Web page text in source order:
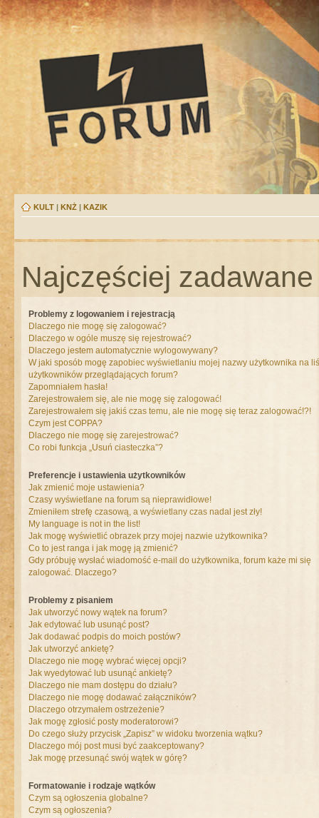
KULT | KNŻ | KAZIK
Najczęściej
Problemy z logowaniem i rejestracją
Dlaczego nie mogę się zalogować?
Dlaczego w ogóle muszę się rejestrować?
Dlaczego jestem automatycznie wylogowywany?
W jaki sposób mogę zapobiec wyświetlaniu mojej nazwy użytkownika na
użytkowników przeglądających forum?
Zapomniałem hasła!
Zarejestrowałem się, ale nie mogę się zalogować!
Zarejestrowałem się jakiś czas temu, ale nie mogę się teraz zalogować!?!
Czym jest COPPA?
Dlaczego nie mogę się zarejestrować?
Co robi funkcja „Usuń ciasteczka”?
Preferencje i ustawienia użytkowników
Jak zmienić moje ustawienia?
Czasy wyświetlane na forum są nieprawidłowe!
Zmieniłem strefę czasową, a wyświetlany czas nadal jest zły!
My language is not in the list!
Jak mogę wyświetlić obrazek przy mojej nazwie użytkownika?
Co to jest ranga i jak mogę ją zmienić?
Gdy próbuję wysłać wiadomość e-mail do użytkownika, forum każe mi się
zalogować. Dlaczego?
Problemy z pisaniem
Jak utworzyć nowy wątek na forum?
Jak edytować lub usunąć post?
Jak dodawać podpis do moich postów?
Jak utworzyć ankietę?
Dlaczego nie mogę wybrać więcej opcji?
Jak wyedytować lub usunąć ankietę?
Dlaczego nie mam dostępu do działu?
Dlaczego nie mogę dodawać załączników?
Dlaczego otrzymałem ostrzeżenie?
Jak mogę zgłosić posty moderatorowi?
Do czego służy przycisk „Zapisz” w widoku tworzenia wątku?
Dlaczego mój post musi być zaakceptowany?
Jak mogę przesunąć swój wątek w górę?
Formatowanie i rodzaje wątków
Czym są ogłoszenia globalne?
Czym są ogłoszenia?